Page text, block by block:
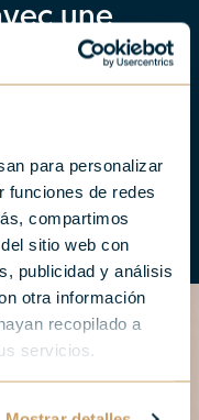
para personalizar
funciones de redes
compartimos
sitio web con
publicidad y análisis
otra información
recopilado a
servicios.
une
de